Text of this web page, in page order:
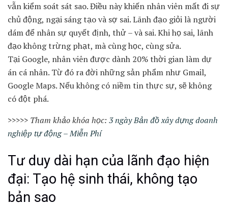
vẫn kiểm soát sát sao. Điều này khiến nhân viên mất đi sự
chủ động, ngại sáng tạo và sợ sai. Lãnh đạo giỏi là người
dám để nhân sự quyết định, thử – và sai. Khi họ sai, lãnh
đạo không trừng phạt, mà cùng học, cùng sửa.
Tại Google, nhân viên được dành 20% thời gian làm dự
án cá nhân. Từ đó ra đời những sản phẩm như Gmail,
Google Maps. Nếu không có niềm tin thực sự, sẽ không
có đột phá.
>>>>> Tham khảo khóa học: 3 ngày Bản đồ xây dựng doanh
nghiệp tự động – Miễn Phí
Tư duy dài hạn của lãnh đạo hiện
đại: Tạo hệ sinh thái, không tạo
bản sao